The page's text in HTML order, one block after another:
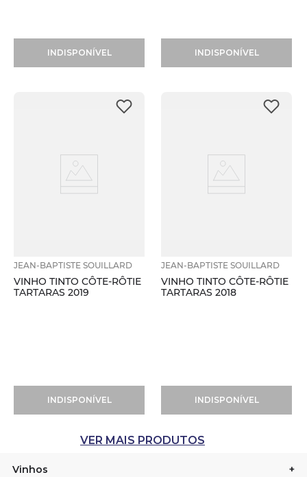
INDISPONÍVEL INDISPONÍVEL
JEAN-BAPTISTE SOUILLARD
VINHO TINTO CÔTE-RÔTIE
TARTARAS 2019
INDISPONÍVEL
JEAN-BAPTISTE SOUILLARD
VINHO TINTO CÔTE-RÔTIE
TARTARAS 2018
INDISPONÍVEL
Vinhos +